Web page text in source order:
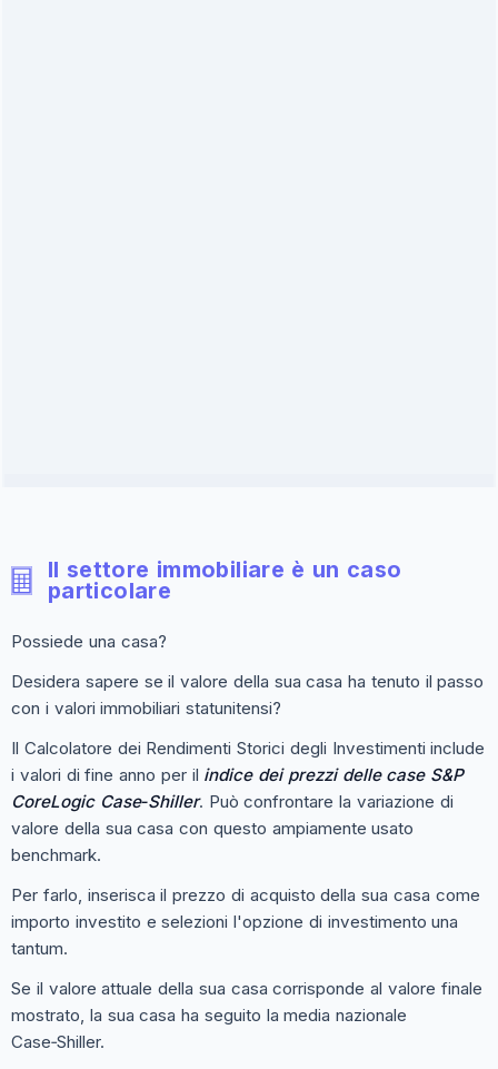
Il settore immobiliare è un caso
particolare
Possiede una casa?
Desidera sapere se il valore della sua casa ha tenuto il passo
con i valori immobiliari statunitensi?
Il Calcolatore dei Rendimenti Storici degli Investimenti include
i valori di fine anno per il indice dei prezzi delle case S&P
CoreLogic Case‑Shiller. Può confrontare la variazione di
valore della sua casa con questo ampiamente usato
benchmark.
Per farlo, inserisca il prezzo di acquisto della sua casa come
importo investito e selezioni l'opzione di investimento una
tantum.
Se il valore attuale della sua casa corrisponde al valore finale
mostrato, la sua casa ha seguito la media nazionale
Case‑Shiller.